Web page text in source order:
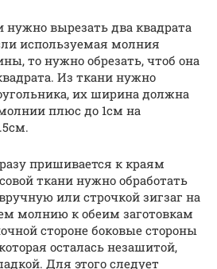
вырезать два квадрата
используемая молния
то нужно обрезать, чтоб она
Из ткани нужно
их ширина должна
плюс до 1см на
пришивается к краям
ткани нужно обработать
или строчкой зигзаг на
молнию к обеим заготовкам
стороне боковые стороны
осталась незашитой,
Для этого следует